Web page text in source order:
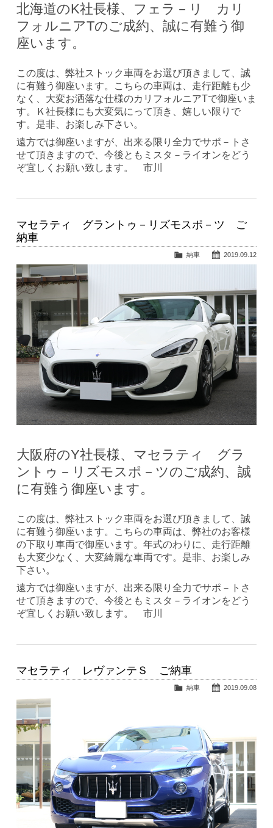
北海道のK社長様、フェラ－リ カリ
フォルニアTのご成約、誠に有難う御
座います。
この度は、弊社ストック車両をお選び頂きまして、誠
に有難う御座います。こちらの車両は、走行距離も少
なく、大変お洒落な仕様のカリフォルニアTで御座いま
す。Ｋ社長様にも大変気にって頂き、嬉しい限りで
す。是非、お楽しみ下さい。
遠方では御座いますが、出来る限り全力でサポ－トさ
せて頂きますので、今後ともミスタ－ライオンをどう
ぞ宜しくお願い致します。 市川
マセラティ グラントゥ－リズモスポ－ツ ご
納車
2019.09.12
納車
大阪府のY社長様、マセラティ グラ
ントゥ－リズモスポ－ツのご成約、誠
に有難う御座います。
この度は、弊社ストック車両をお選び頂きまして、誠
に有難う御座います。こちらの車両は、弊社のお客様
の下取り車両で御座います。年式のわりに、走行距離
も大変少なく、大変綺麗な車両です。是非、お楽しみ
下さい。
遠方では御座いますが、出来る限り全力でサポ－トさ
せて頂きますので、今後ともミスタ－ライオンをどう
ぞ宜しくお願い致します。 市川
マセラティ レヴァンテＳ ご納車
2019.09.08
納車